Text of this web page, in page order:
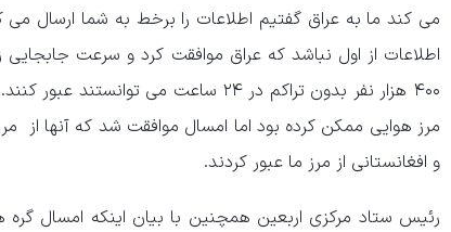
می کند ما به عراق گفتیم اطلاعات را برخط به شما ارسال
اطلاعات از اول نباشد که عراق موافقت کرد و سرعت جابجایی
۴۰۰ هزار نفر بدون تراکم در ۲۴ ساعت می
و افغانستانی از مرز ما عبور کردند.
رئیس ستاد مرکزی اربعین همچنین با بیان اینکه امسال